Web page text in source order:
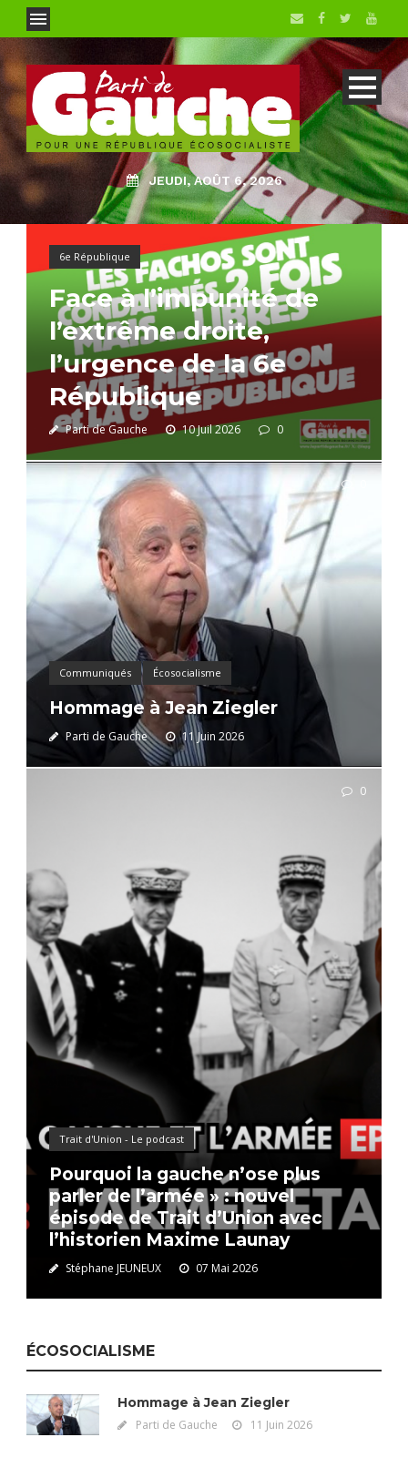
JEUDI, AOÛT 6, 2026
6e République
Face à l’impunité de
l’extrême droite,
l’urgence de la 6e
République
Parti de Gauche 10 Juil 2026 0
Communiqués Écosocialisme
Hommage à Jean Ziegler
Parti de Gauche 11 Juin 2026
Trait d'Union - Le podcast
Pourquoi la gauche n’ose plus
parler de l’armée » : nouvel
épisode de Trait d’Union avec
l’historien Maxime Launay
Stéphane JEUNEUX 07 Mai 2026
0
ÉCOSOCIALISME
Hommage à Jean Ziegler
Parti de Gauche 11 Juin 2026